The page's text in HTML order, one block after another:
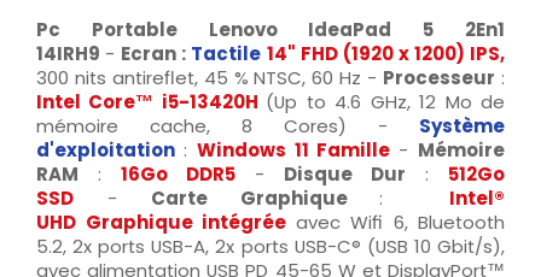
Pc Portable Lenovo IdeaPad 5 2En1
14IRH9 - Ecran : Tactile 14" FHD (1920 x 1200) IPS,
300 nits antireflet, 45 % NTSC, 60 Hz - Processeur :
Intel Core™ i5-13420H (Up to 4.6 GHz, 12 Mo de
mémoire cache, 8 Cores) - Système
d'exploitation : Windows 11 Famille - Mémoire
RAM : 16Go DDR5 - Disque Dur : 512Go
SSD - Carte Graphique :
Intel®
UHD Graphique intégrée avec Wifi 6, Bluetooth
5.2, 2x ports USB-A, 2x ports USB-C® (USB 10 Gbit/s),
avec alimentation USB PD 45-65 W et DisplayPort™